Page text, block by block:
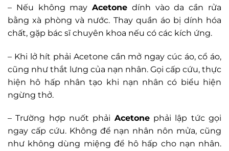
– Nếu không mayAcetone dính vào da cần rửa
bằng xà phòng và nước. Thay quần áo bị dính hóa
chất, gặp bác sĩ chuyên khoa nếu có các kích ứng.
– Khi lở hít phải Acetone cần mở ngay cúc áo, cổ áo,
cũng như thắt lưng của nạn nhân. Gọi cấp cứu, thực
hiện hô hấp nhân tạo khi nạn nhân có biểu hiện
ngừng thở.
– Trường hợp nuốt phải Acetonephải lập tức gọi
ngay cấp cứu. Không để nạn nhân nôn mửa, cũng
như không dùng miệng để hô hấp cho nạn nhân.